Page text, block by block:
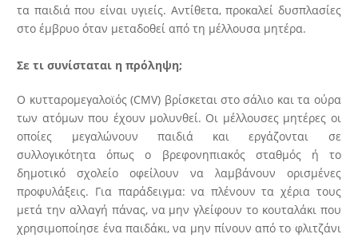
τα παιδιά που είναι υγιείς. Αντίθετα, προκαλεί δυσπλασίες
στο έμβρυο όταν μεταδοθεί από τη μέλλουσα μητέρα.
Σε τι συνίσταται η πρόληψη;
Ο κυτταρομεγαλοϊός (CMV) βρίσκεται στο σάλιο και τα ούρα
των ατόμων που έχουν μολυνθεί. Οι μέλλουσες μητέρες οι
οποίες μεγαλώνουν παιδιά και εργάζονται σε
συλλογικότητα όπως ο βρεφονηπιακός σταθμός ή το
δημοτικό σχολείο οφείλουν να λαμβάνουν ορισμένες
προφυλάξεις. Για παράδειγμα: να πλένουν τα χέρια τους
μετά την αλλαγή πάνας, να μην γλείφουν το κουταλάκι που
χρησιμοποίησε ένα παιδάκι, να μην πίνουν από το φλιτζάνι